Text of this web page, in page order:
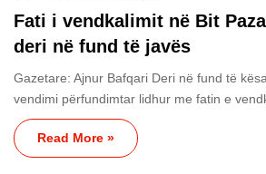
Fati i vendkalimit në Bit
deri në fund të javës
Gazetare: Ajnur Bafqari Deri në fund të
vendimi përfundimtar lidhur me fatin e
Read More »